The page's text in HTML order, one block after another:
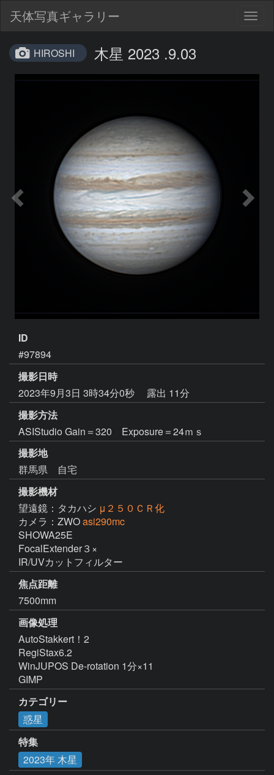
天体写真ギャラリー
HIROSHI 木星 2023 .9.03
ID
#97894
撮影日時
2023年9月3日 3時34分0秒
露出 11分
撮影方法
ASIStudio Gain＝320 Exposure＝24ｍｓ
撮影地
群馬県 自宅
撮影機材
望遠鏡：タカハシ μ２５０ＣＲ化
カメラ：ZWOasi290mc
SHOWA25E
FocalExtender３×
IR/UVカットフィルター
焦点距離
7500mm
画像処理
AutoStakkert！2
RegiStax6.2
WinJUPOS De-rotation 1分×11
GIMP
カテゴリー
惑星
特集
2023年 木星